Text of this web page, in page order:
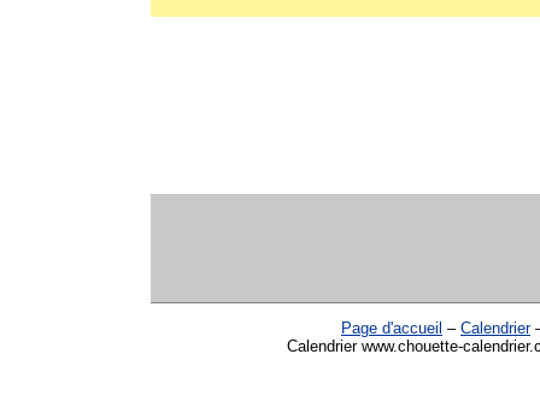
Page d'accueil – Calendrier
Calendrier www.chouette-